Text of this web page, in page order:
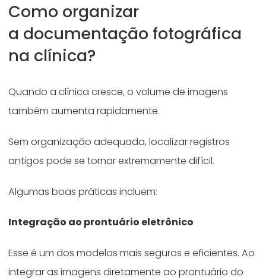
Como organizar
a documentação fotográfica
na clínica?
Quando a clínica cresce, o volume de imagens
também aumenta rapidamente.
Sem organização adequada, localizar registros
antigos pode se tornar extremamente difícil.
Algumas boas práticas incluem:
Integração ao prontuário eletrônico
Esse é um dos modelos mais seguros e eficientes. Ao
integrar as imagens diretamente ao prontuário do